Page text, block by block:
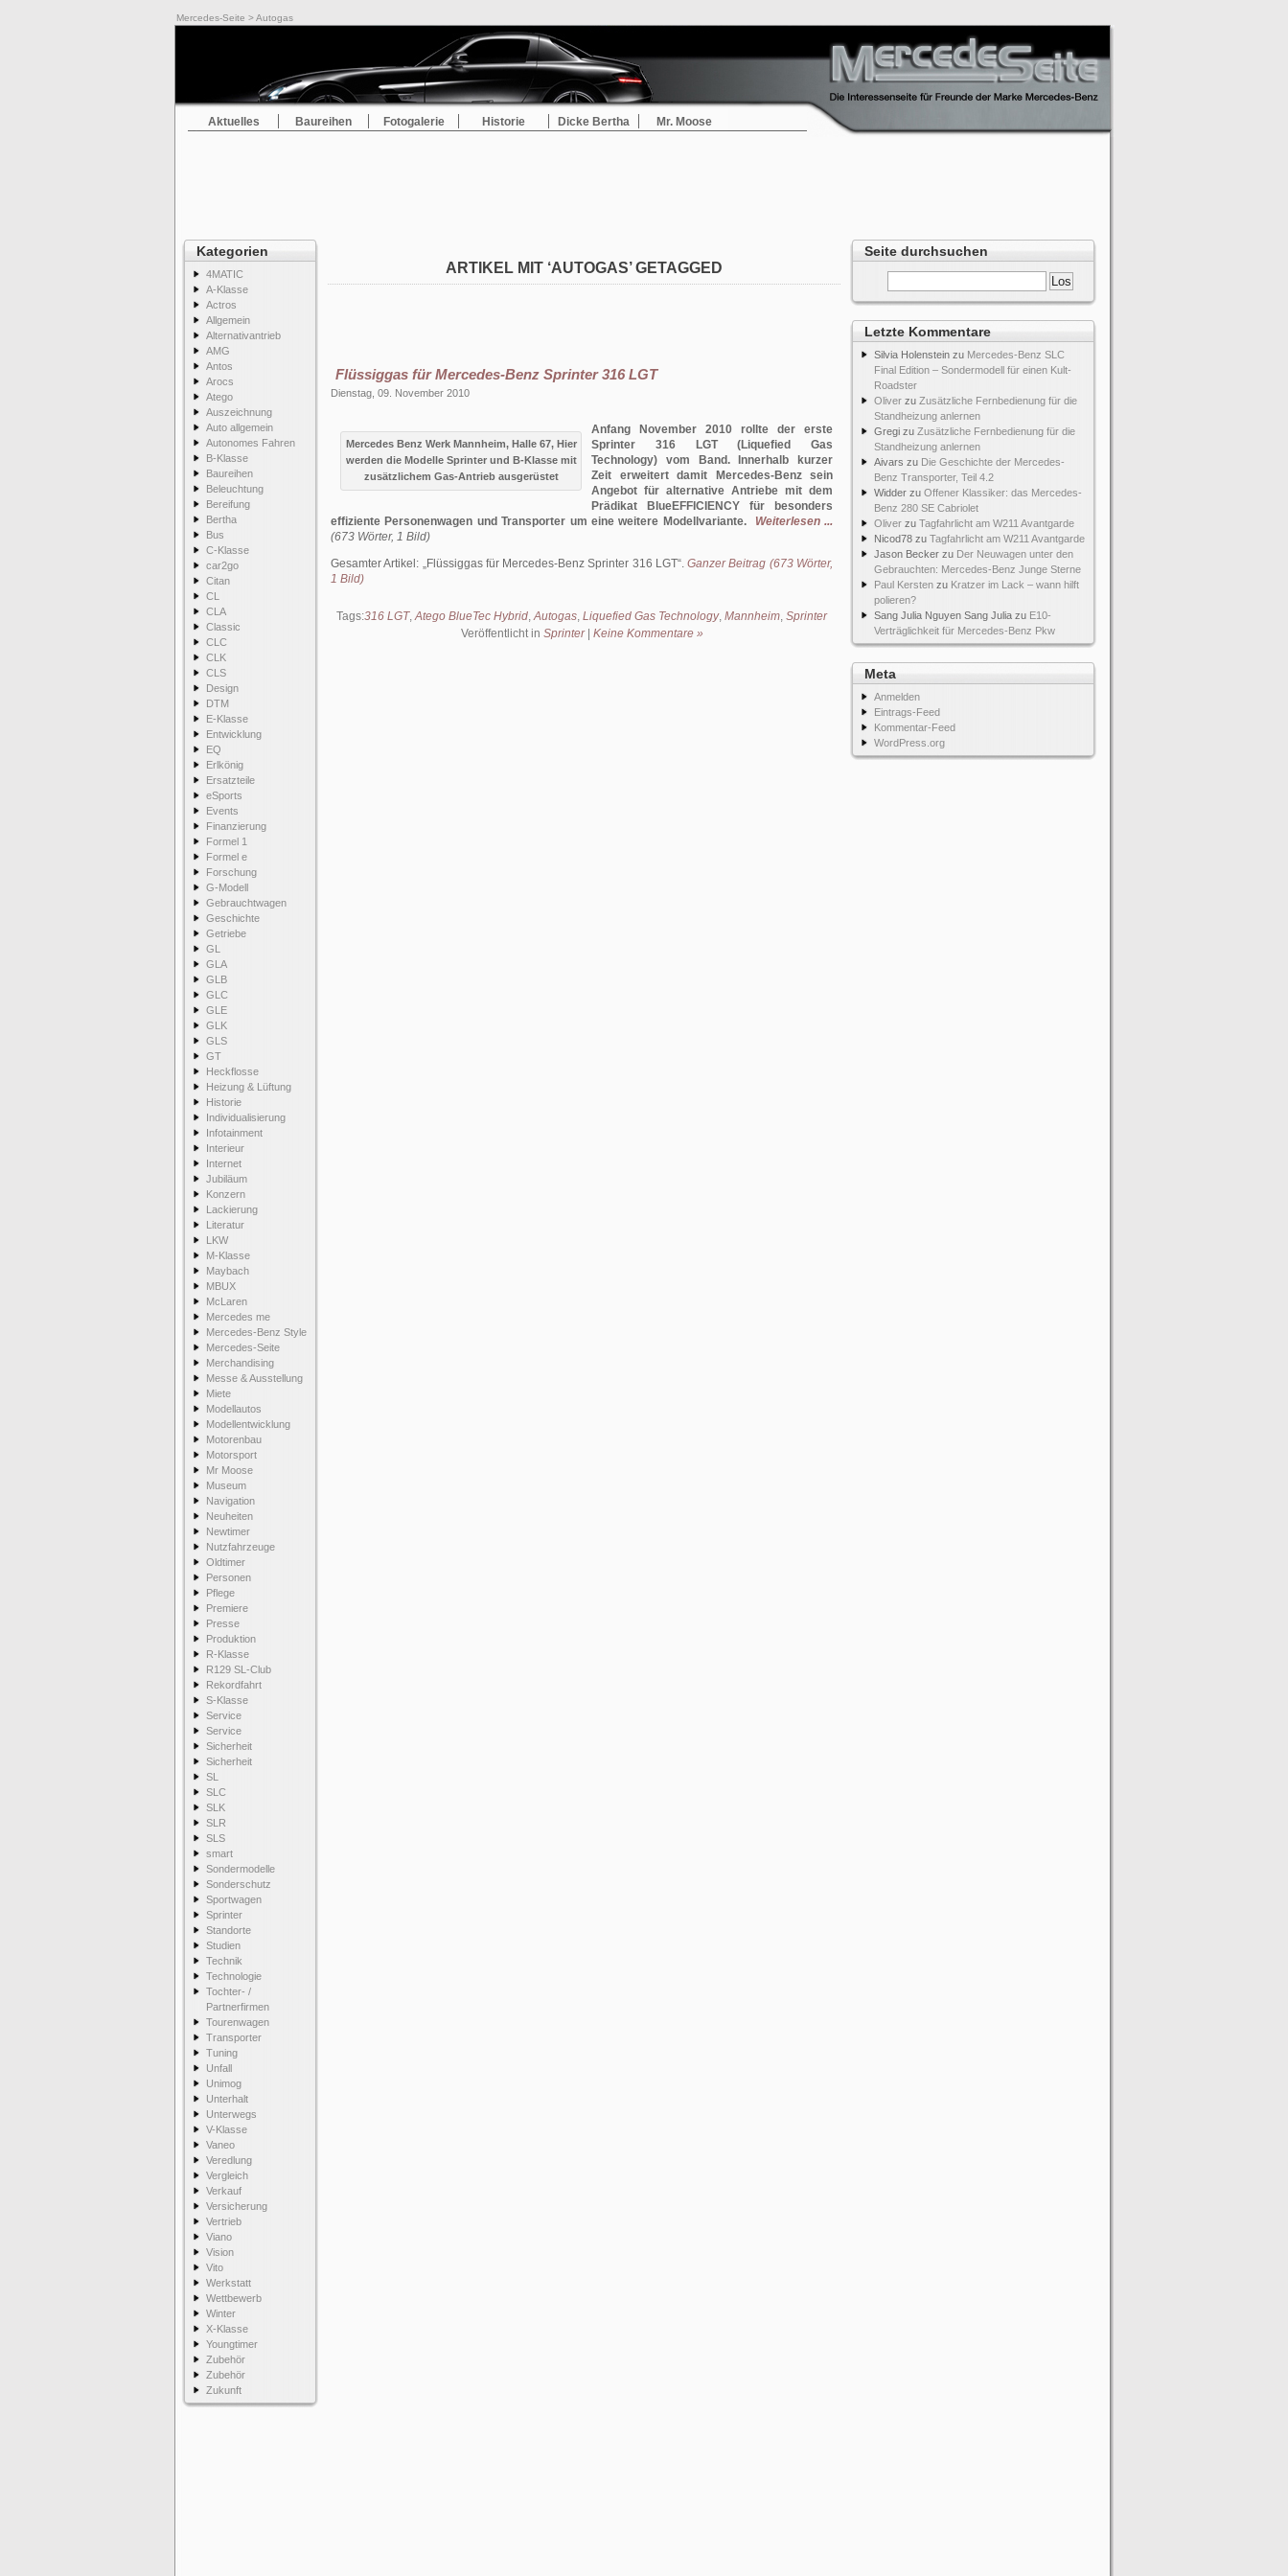
Mercedes-Seite > Autogas
Aktuelles Baureihen Fotogalerie Historie Dicke Bertha Mr. Moose
Kategorien
4MATIC
A-Klasse
Actros
Allgemein
Alternativantrieb
AMG
Antos
Arocs
Atego
Auszeichnung
Auto allgemein
Autonomes Fahren
B-Klasse
Baureihen
Beleuchtung
Bereifung
Bertha
Bus
C-Klasse
car2go
Citan
CL
CLA
Classic
CLC
CLK
CLS
Design
DTM
E-Klasse
Entwicklung
EQ
Erlkönig
Ersatzteile
eSports
Events
Finanzierung
Formel 1
Formel e
Forschung
G-Modell
Gebrauchtwagen
Geschichte
Getriebe
GL
GLA
GLB
GLC
GLE
GLK
GLS
GT
Heckflosse
Heizung & Lüftung
Historie
Individualisierung
Infotainment
Interieur
Internet
Jubiläum
Konzern
Lackierung
Literatur
LKW
M-Klasse
Maybach
MBUX
McLaren
Mercedes me
Mercedes-Benz Style
Mercedes-Seite
Merchandising
Messe & Ausstellung
Miete
Modellautos
Modellentwicklung
Motorenbau
Motorsport
Mr Moose
Museum
Navigation
Neuheiten
Newtimer
Nutzfahrzeuge
Oldtimer
Personen
Pflege
Premiere
Presse
Produktion
R-Klasse
R129 SL-Club
Rekordfahrt
S-Klasse
Service
Service
Sicherheit
Sicherheit
SL
SLC
SLK
SLR
SLS
smart
Sondermodelle
Sonderschutz
Sportwagen
Sprinter
Standorte
Studien
Technik
Technologie
Tochter- /
Partnerfirmen
Tourenwagen
Transporter
Tuning
Unfall
Unimog
Unterhalt
Unterwegs
V-Klasse
Vaneo
Veredlung
Vergleich
Verkauf
Versicherung
Vertrieb
Viano
Vision
Vito
Werkstatt
Wettbewerb
Winter
X-Klasse
Youngtimer
Zubehör
Zubehör
Zukunft
Seite durchsuchen
Letzte Kommentare
Silvia Holenstein zu Mercedes-Benz SLC
Final Edition – Sondermodell für einen Kult-
Roadster
Oliver zu Zusätzliche Fernbedienung für die
Standheizung anlernen
Gregi zu Zusätzliche Fernbedienung für die
Standheizung anlernen
Aivars zu Die Geschichte der Mercedes-
Benz Transporter, Teil 4.2
Widder zu Offener Klassiker: das Mercedes-
Benz 280 SE Cabriolet
Oliver zu Tagfahrlicht am W211 Avantgarde
Nicod78 zu Tagfahrlicht am W211 Avantgarde
Jason Becker zu Der Neuwagen unter den
Gebrauchten: Mercedes-Benz Junge Sterne
Paul Kersten zu Kratzer im Lack – wann hilft
polieren?
Sang Julia Nguyen Sang Julia zu E10-
Verträglichkeit für Mercedes-Benz Pkw
Meta
Anmelden
Eintrags-Feed
Kommentar-Feed
WordPress.org
ARTIKEL MIT ‘AUTOGAS’ GETAGGED
Flüssiggas für Mercedes-Benz Sprinter 316 LGT
Dienstag, 09. November 2010
Mercedes Benz Werk Mannheim, Halle 67, Hier
werden die Modelle Sprinter und B-Klasse mit
zusätzlichem Gas-Antrieb ausgerüstet
Anfang November 2010 rollte der erste
Sprinter 316 LGT (Liquefied Gas
Technology) vom Band. Innerhalb kurzer
Zeit erweitert damit Mercedes-Benz sein
Angebot für alternative Antriebe mit dem
Prädikat BlueEFFICIENCY für besonders
effiziente Personenwagen und Transporter um eine weitere Modellvariante.
Weiterlesen ...
(673 Wörter, 1 Bild)
Gesamter Artikel: Flüssiggas für Mercedes-Benz Sprinter 316 LGT .Ganzer Beitrag (673 Wörter,
1 Bild)
Tags:316 LGT,Atego BlueTec Hybrid,Autogas, Liquefied Gas Technology, Mannheim, Sprinter
Veröffentlicht in Sprinter| Keine Kommentare »